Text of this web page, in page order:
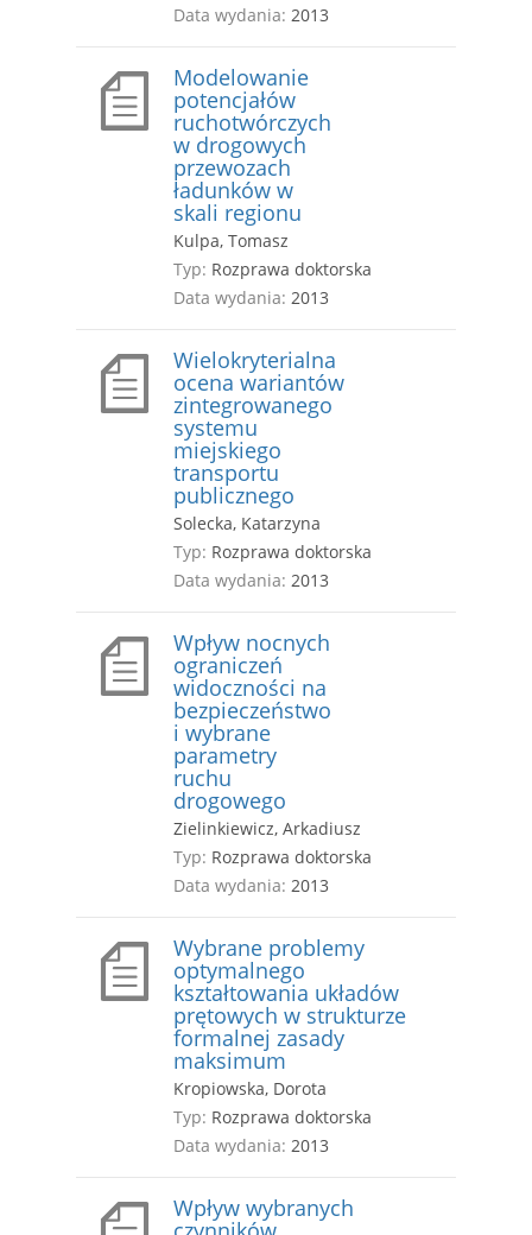
Data wydania: 2013
Modelowanie
potencjałów
ruchotwórczych
w drogowych
przewozach
ładunków w
skali regionu
Kulpa, Tomasz
Typ: Rozprawa doktorska
Data wydania: 2013
Wielokryterialna
ocena wariantów
zintegrowanego
systemu
miejskiego
transportu
publicznego
Solecka, Katarzyna
Typ: Rozprawa doktorska
Data wydania: 2013
Wpływ nocnych
ograniczeń
widoczności na
bezpieczeństwo
i wybrane
parametry
ruchu
drogowego
Zielinkiewicz, Arkadiusz
Typ: Rozprawa doktorska
Data wydania: 2013
Wybrane problemy
optymalnego
kształtowania układów
prętowych w strukturze
formalnej zasady
maksimum
Kropiowska, Dorota
Typ: Rozprawa doktorska
Data wydania: 2013
Wpływ wybranych